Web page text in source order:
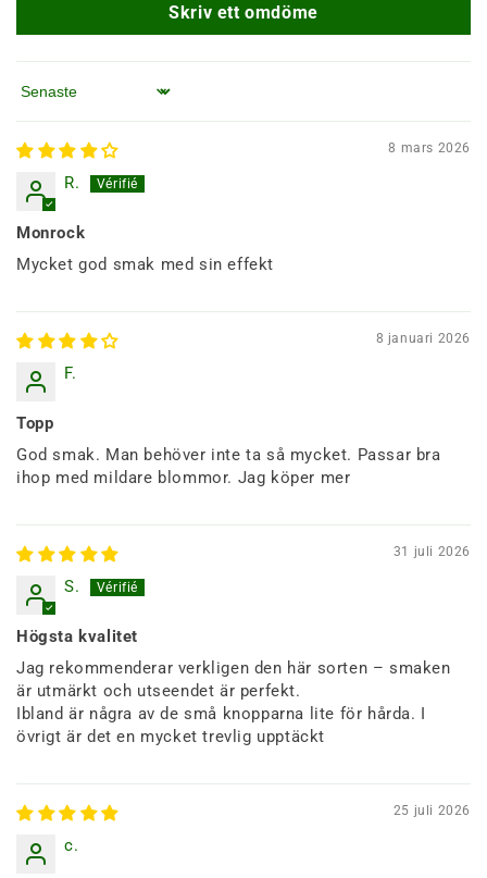
Skriv ett omdöme
Sortera efter
8 mars 2026
R.
Monrock
Mycket god smak med sin effekt
8 januari 2026
F.
Topp
God smak. Man behöver inte ta så mycket. Passar bra
ihop med mildare blommor. Jag köper mer
31 juli 2026
S.
Högsta kvalitet
Jag rekommenderar verkligen den här sorten – smaken
är utmärkt och utseendet är perfekt.
Ibland är några av de små knopparna lite för hårda. I
övrigt är det en mycket trevlig upptäckt
25 juli 2026
c.